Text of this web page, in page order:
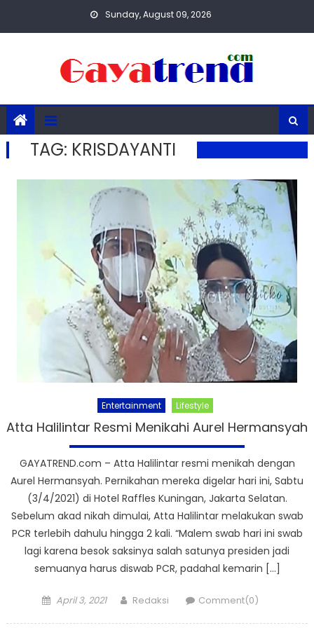
Sunday, August 09, 2026
TAG: KRISDAYANTI
Entertainment Lifestyle
Atta Halilintar Resmi Menikahi Aurel Hermansyah
GAYATREND.com – Atta Halilintar resmi menikah dengan
Aurel Hermansyah. Pernikahan mereka digelar hari ini, Sabtu
(3/4/2021) di Hotel Raffles Kuningan, Jakarta Selatan.
Sebelum akad nikah dimulai, Atta Halilintar melakukan swab
PCR terlebih dahulu hingga 2 kali. “Malem swab hari ini swab
lagi karena besok saksinya salah satunya presiden jadi
semuanya harus diswab PCR, padahal kemarin […]
Posted
April 3, 2021 Author
Redaksi Comment(0)